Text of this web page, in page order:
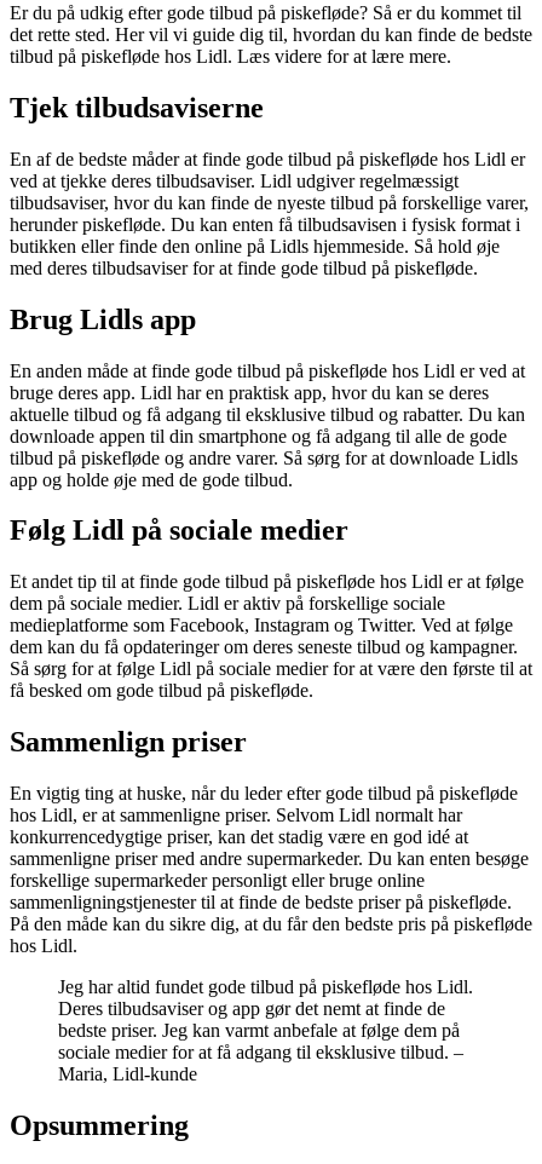
Er du på udkig efter gode tilbud på piskefløde? Så er du kommet til
det rette sted. Her vil vi guide dig til, hvordan du kan finde de bedste
tilbud på piskefløde hos Lidl. Læs videre for at lære mere.
Tjek tilbudsaviserne
En af de bedste måder at finde gode tilbud på piskefløde hos Lidl er
ved at tjekke deres tilbudsaviser. Lidl udgiver regelmæssigt
tilbudsaviser, hvor du kan finde de nyeste tilbud på forskellige varer,
herunder piskefløde. Du kan enten få tilbudsavisen i fysisk format i
butikken eller finde den online på Lidls hjemmeside. Så hold øje
med deres tilbudsaviser for at finde gode tilbud på piskefløde.
Brug Lidls app
En anden måde at finde gode tilbud på piskefløde hos Lidl er ved at
bruge deres app. Lidl har en praktisk app, hvor du kan se deres
aktuelle tilbud og få adgang til eksklusive tilbud og rabatter. Du kan
downloade appen til din smartphone og få adgang til alle de gode
tilbud på piskefløde og andre varer. Så sørg for at downloade Lidls
app og holde øje med de gode tilbud.
Følg Lidl på sociale medier
Et andet tip til at finde gode tilbud på piskefløde hos Lidl er at følge
dem på sociale medier. Lidl er aktiv på forskellige sociale
medieplatforme som Facebook, Instagram og Twitter. Ved at følge
dem kan du få opdateringer om deres seneste tilbud og kampagner.
Så sørg for at følge Lidl på sociale medier for at være den første til at
få besked om gode tilbud på piskefløde.
Sammenlign priser
En vigtig ting at huske, når du leder efter gode tilbud på piskefløde
hos Lidl, er at sammenligne priser. Selvom Lidl normalt har
konkurrencedygtige priser, kan det stadig være en god idé at
sammenligne priser med andre supermarkeder. Du kan enten besøge
forskellige supermarkeder personligt eller bruge online
sammenligningstjenester til at finde de bedste priser på piskefløde.
På den måde kan du sikre dig, at du får den bedste pris på piskefløde
hos Lidl.
Jeg har altid fundet gode tilbud på piskefløde hos Lidl.
Deres tilbudsaviser og app gør det nemt at finde de
bedste priser. Jeg kan varmt anbefale at følge dem på
sociale medier for at få adgang til eksklusive tilbud. –
Maria, Lidl-kunde
Opsummering